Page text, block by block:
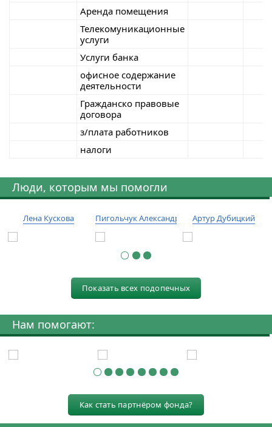
Аренда помещения
Телекомуникационные
услуги
Услуги банка
офисное содержание
деятельности
Гражданско правовые
договора
з/плата работников
налоги
Люди, которым мы помогли
Лена Кускова Пигольчук Александр Артур Дубицкий
Показать всех подопечных
Нам помогают:
Как стать партнёром фонда?